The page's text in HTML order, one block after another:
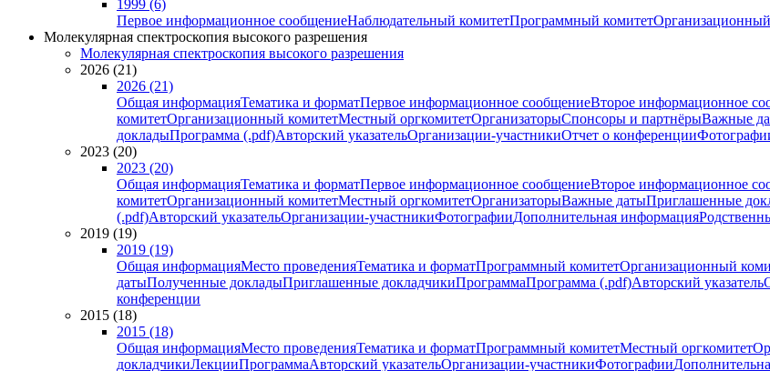
1999 (6)
Первое информационное сообщениеНаблюдательный комитетПрограммный комитет
Молекулярная спектроскопия высокого разрешения
Молекулярная спектроскопия высокого разрешения
2026 (21)
2026 (21)
Общая информацияТематика и форматПервое информационное сообщениеВторое информационное
комитетОрганизационный комитетМестный оргкомитетОрганизаторыСпонсоры и партнёрыВажные
докладыПрограмма (.pdf)Авторский указательОрганизации-участникиОтчет о конференции
2023 (20)
2023 (20)
Общая информацияТематика и форматПервое информационное сообщениеВторое информационное
комитетОрганизационный комитетМестный оргкомитетОрганизаторыВажные датыПриглашенные
(.pdf)Авторский указательОрганизации-участникиФотографииДополнительная информация
2019 (19)
2019 (19)
Общая информацияМесто проведенияТематика и форматПрограммный комитетОрганизационный
датыПолученные докладыПриглашенные докладчикиПрограммаПрограмма (.pdf)Авторский указатель
конференции
2015 (18)
2015 (18)
Общая информацияМесто проведенияТематика и форматПрограммный комитетМестный оргкомитет
докладчикиЛекцииПрограммаАвторский указательОрганизации-участникиФотографии